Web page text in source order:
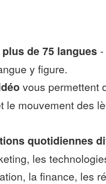
de 75 langues -
y figure.
vous permettent
le mouvement des
quotidiennes
les
la finance, les